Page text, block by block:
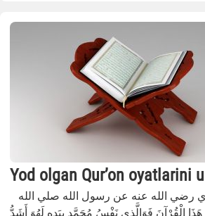
Yod olgan Qur’on oyatlarini
الْقُرْآنَ فَوَالَّذِي نَفْسُ مُحَمَّدٍ بِيَدِهِ لَهُوَ أَشَدُّ